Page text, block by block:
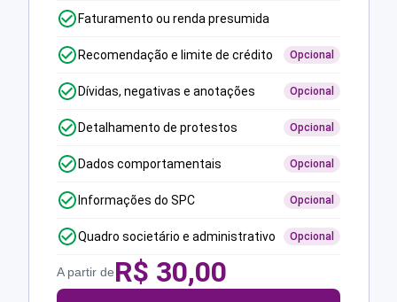
Faturamento ou renda presumida
Recomendação e limite de crédito Opcional
Dívidas, negativas e anotações Opcional
Detalhamento de protestos Opcional
Dados comportamentais Opcional
Informações do SPC Opcional
Quadro societário e administrativo Opcional
A partir deR$ 30,00